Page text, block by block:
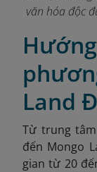
văn hóa độc
Land
Từ trung
đến Mongo
gian từ 20